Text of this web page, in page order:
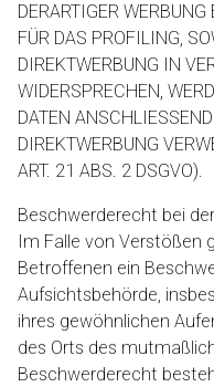
DERARTIGER
FÜR DAS PROFILING,
DIREKTWERBUNG IN
WIDERSPRECHEN,
DATEN
DIREKTWERBUNG
ART. 21 ABS. 2 DSGVO).
Beschwerde­recht bei
Im Falle von Verstößen
Betroffenen ein
Aufsichtsbehörde,
ihres gewöhnlichen
des Orts des
Beschwerderecht